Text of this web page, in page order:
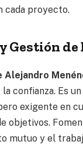
cada proyecto.
Gestión de
Alejandro
confianza. Es
exigente en
objetivos.
mutuo y el